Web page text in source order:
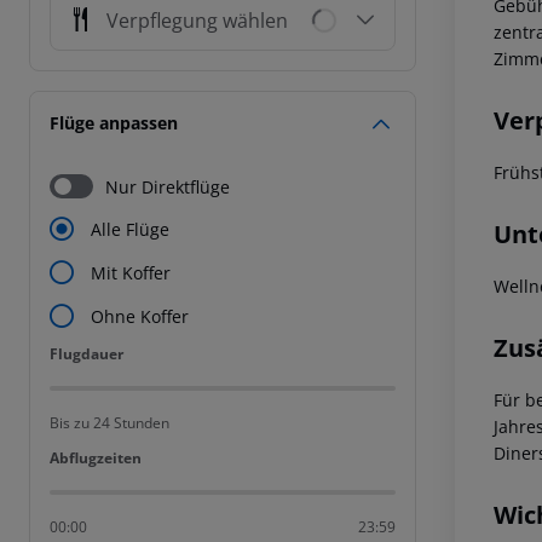
Verpflegung wählen
Flüge anpassen
Nur Direktflüge
Alle Flüge
Mit Koffer
Ohne Koffer
Flugdauer
Flugdauer
Bis zu 24 Stunden
Abflugzeiten
Abflugzeiten
00:00 23:59
Für